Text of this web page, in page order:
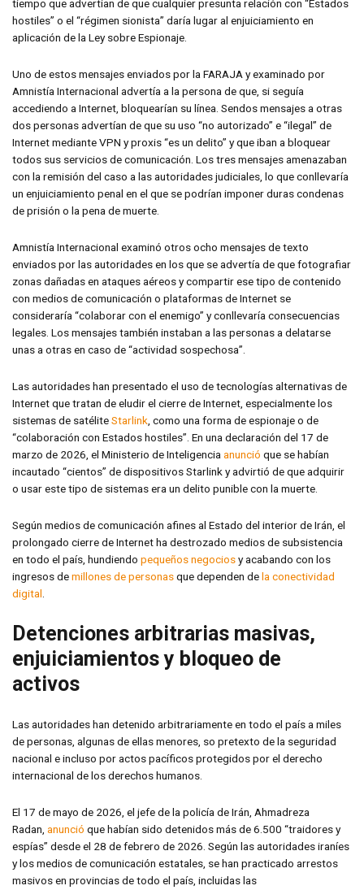
tiempo que advertían de que cualquier presunta relación con “Estados
hostiles” o el “régimen sionista” daría lugar al enjuiciamiento en
aplicación de la Ley sobre Espionaje.
Uno de estos mensajes enviados por la FARAJA y examinado por
Amnistía Internacional advertía a la persona de que, si seguía
accediendo a Internet, bloquearían su línea. Sendos mensajes a otras
dos personas advertían de que su uso “no autorizado” e “ilegal” de
Internet mediante VPN y proxis “es un delito” y que iban a bloquear
todos sus servicios de comunicación. Los tres mensajes amenazaban
con la remisión del caso a las autoridades judiciales, lo que conllevaría
un enjuiciamiento penal en el que se podrían imponer duras condenas
de prisión o la pena de muerte.
Amnistía Internacional examinó otros ocho mensajes de texto
enviados por las autoridades en los que se advertía de que fotografiar
zonas dañadas en ataques aéreos y compartir ese tipo de contenido
con medios de comunicación o plataformas de Internet se
consideraría “colaborar con el enemigo” y conllevaría consecuencias
legales. Los mensajes también instaban a las personas a delatarse
unas a otras en caso de “actividad sospechosa”.
Las autoridades han presentado el uso de tecnologías alternativas de
Internet que tratan de eludir el cierre de Internet, especialmente los
sistemas de satéliteStarlink , como una forma de espionaje o de
“colaboración con Estados hostiles”. En una declaración del 17 de
marzo de 2026, el Ministerio de Inteligencia anunció que se habían
incautado “cientos” de dispositivos Starlink y advirtió de que adquirir
o usar este tipo de sistemas era un delito punible con la muerte.
Según medios de comunicación afines al Estado del interior de Irán, el
prolongado cierre de Internet ha destrozado medios de subsistencia
en todo el país, hundiendo pequeños negociosy acabando con los
ingresos demillones de personasque dependen dela conectividad
digital
Detenciones arbitrarias masivas,
enjuiciamientos y bloqueo de
activos
Las autoridades han detenido arbitrariamente en todo el país a miles
de personas, algunas de ellas menores, so pretexto de la seguridad
nacional e incluso por actos pacíficos protegidos por el derecho
internacional de los derechos humanos.
El 17 de mayo de 2026, el jefe de la policía de Irán, Ahmadreza
Radan, anunció que habían sido detenidos más de 6.500 “traidores y
espías” desde el 28 de febrero de 2026. Según las autoridades iraníes
y los medios de comunicación estatales, se han practicado arrestos
masivos en provincias de todo el país, incluidas las